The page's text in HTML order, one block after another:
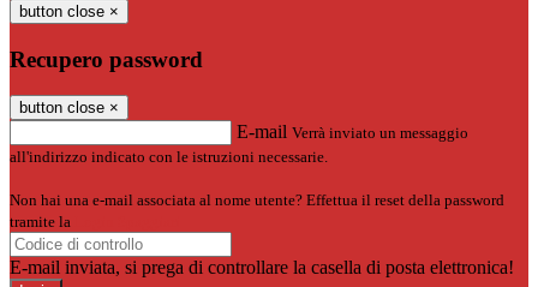
button close ×
Recupero password
button close ×
E-mail Verrà inviato un messaggio
all'indirizzo indicato con le istruzioni necessarie.
Non hai una e-mail associata al nome utente? Effettua il reset della password
tramite la
E-mail inviata, si prega di controllare la casella di posta elettronica!